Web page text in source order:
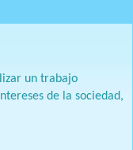
un trabajo
de la sociedad,